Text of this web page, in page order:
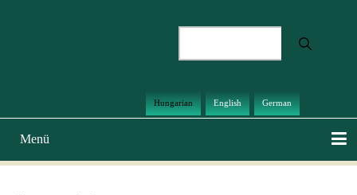
Hungarian English German
Main
navigation
Menü